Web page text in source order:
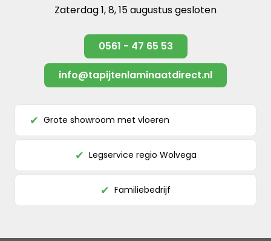
Zaterdag 1, 8, 15 augustus gesloten
0561 - 47 65 53
info@tapijtenlaminaatdirect.nl
✔ Grote showroom met vloeren
✔ Legservice regio Wolvega
✔ Familiebedrijf